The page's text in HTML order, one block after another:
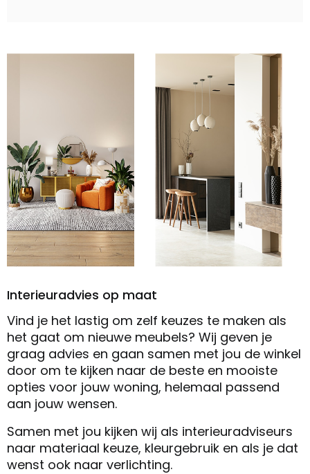
Interieuradvies op maat
Vind je het lastig om zelf keuzes te maken als
het gaat om nieuwe meubels? Wij geven je
graag advies en gaan samen met jou de winkel
door om te kijken naar de beste en mooiste
opties voor jouw woning, helemaal passend
aan jouw wensen.
Samen met jou kijken wij als interieuradviseurs
naar materiaal keuze, kleurgebruik en als je dat
wenst ook naar verlichting.